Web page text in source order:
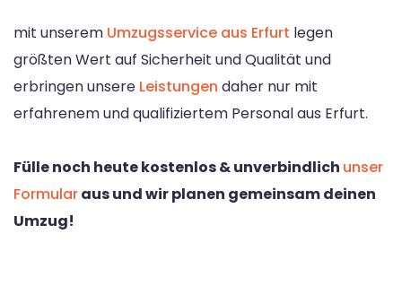
mit unserem Umzugsservice aus Erfurt legen
größten Wert auf Sicherheit und Qualität und
erbringen unsere Leistungen daher nur mit
erfahrenem und qualifiziertem Personal aus Erfurt.
Fülle noch heute kostenlos & unverbindlich unser
Formularaus und wir planen gemeinsam deinen
Umzug!